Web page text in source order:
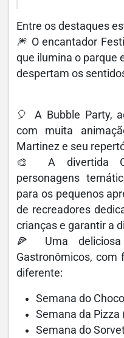
Entre os destaques
🎆 O encantador
que ilumina o parque
despertam os
🎈 A Bubble Party,
com muita
Martinez e seu
🎨 A divertida
personagens
para os pequenos
de recreadores
crianças e garantir a
🍕 Uma deliciosa
Gastronômicos,
diferente:
Semana do
Semana da Pizza
Semana do